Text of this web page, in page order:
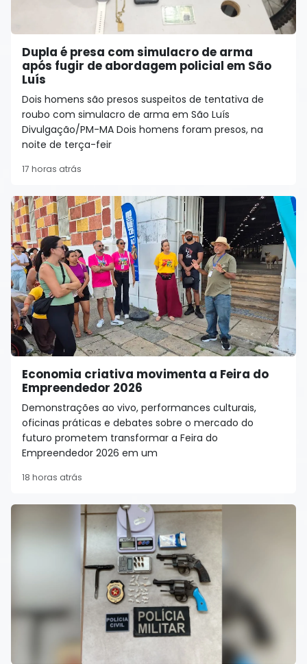
Dupla é presa com simulacro de arma
após fugir de abordagem policial em São
Luís
Dois homens são presos suspeitos de tentativa de
roubo com simulacro de arma em São Luís
Divulgação/PM-MA Dois homens foram presos, na
noite de terça-feir
17 horas atrás
Economia criativa movimenta a Feira do
Empreendedor 2026
Demonstrações ao vivo, performances culturais,
oficinas práticas e debates sobre o mercado do
futuro prometem transformar a Feira do
Empreendedor 2026 em um
18 horas atrás